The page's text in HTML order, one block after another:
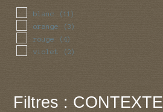
blanc (11)
orange (3)
rouge (4)
violet (2)
Filtres : CONTEXTE